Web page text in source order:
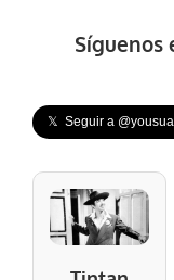
Síguenos
𝕏 Seguir a